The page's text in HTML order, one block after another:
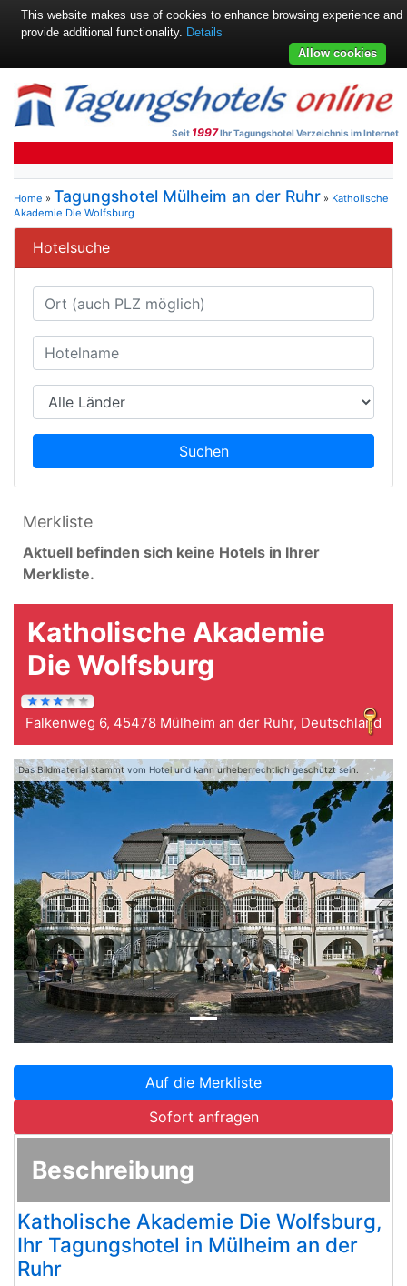
Seit 1997Ihr Tagungshotel Verzeichnis im Internet
Home » Tagungshotel Mülheim an der Ruhr » Katholische
Akademie Die Wolfsburg
Hotelsuche
Suchen
Merkliste
Aktuell befinden sich keine Hotels in Ihrer
Merkliste.
Katholische Akademie
Die Wolfsburg
Falkenweg 6, 45478 Mülheim an der Ruhr, Deutschland
Das Bildmaterial stammt vom Hotel und kann urheberrechtlich geschützt sein.
Zurück
Auf die Merkliste
Sofort anfragen
Beschreibung
Katholische Akademie Die Wolfsburg,
Ihr Tagungshotel in Mülheim an der
Ruhr
This website makes use of cookies to enhance browsing experience and
provide additional functionality. Details
Allow cookies